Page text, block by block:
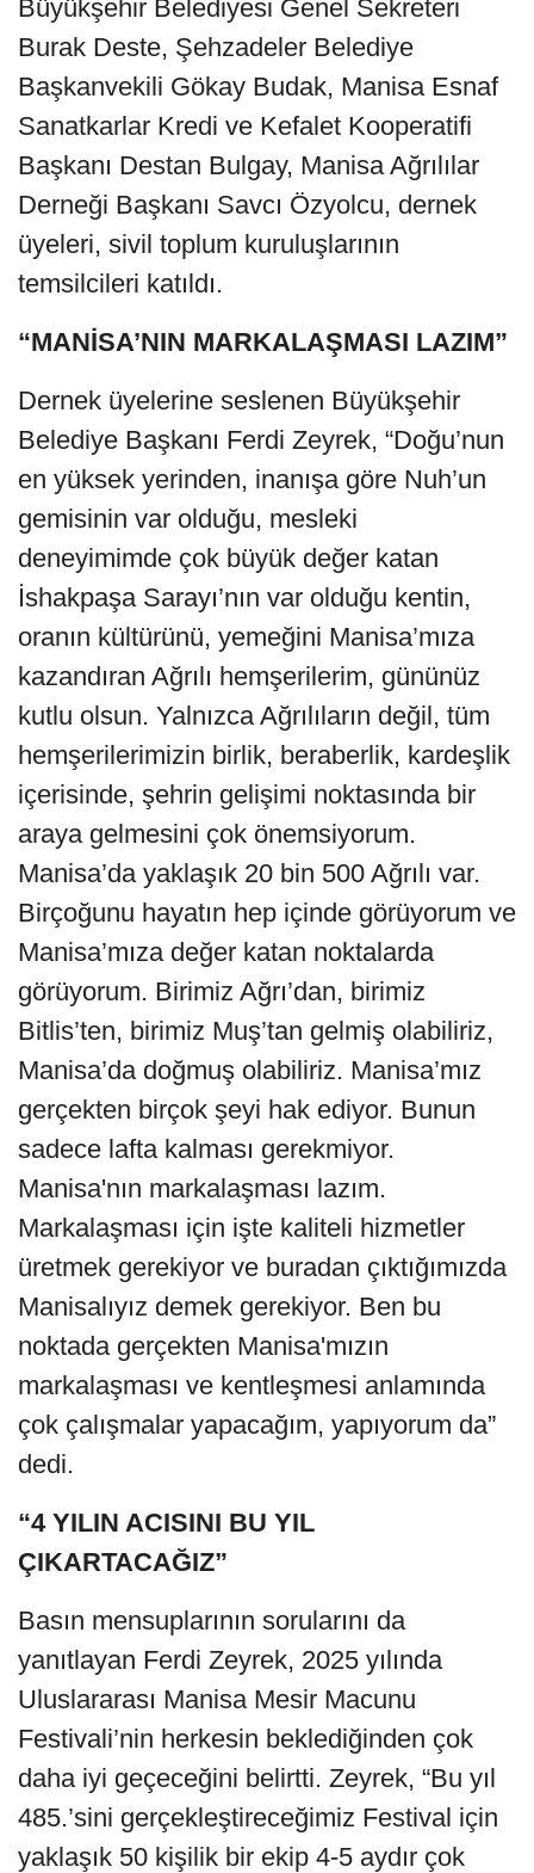
Büyükşehir Belediyesi Genel Sekreteri
Burak Deste, Şehzadeler Belediye
Başkanvekili Gökay Budak, Manisa Esnaf
Sanatkarlar Kredi ve Kefalet Kooperatifi
Başkanı Destan Bulgay, Manisa Ağrılılar
Derneği Başkanı Savcı Özyolcu, dernek
üyeleri, sivil toplum kuruluşlarının
temsilcileri katıldı.
“MANİSA’NIN MARKALAŞMASI LAZIM”
Dernek üyelerine seslenen Büyükşehir
Belediye Başkanı Ferdi Zeyrek, “Doğu’nun
en yüksek yerinden, inanışa göre Nuh’un
gemisinin var olduğu, mesleki
deneyimimde çok büyük değer katan
İshakpaşa Sarayı’nın var olduğu kentin,
oranın kültürünü, yemeğini Manisa’mıza
kazandıran Ağrılı hemşerilerim, gününüz
kutlu olsun. Yalnızca Ağrılıların değil, tüm
hemşerilerimizin birlik, beraberlik, kardeşlik
içerisinde, şehrin gelişimi noktasında bir
araya gelmesini çok önemsiyorum.
Manisa’da yaklaşık 20 bin 500 Ağrılı var.
Birçoğunu hayatın hep içinde görüyorum ve
Manisa’mıza değer katan noktalarda
görüyorum. Birimiz Ağrı’dan, birimiz
Bitlis’ten, birimiz Muş’tan gelmiş olabiliriz,
Manisa’da doğmuş olabiliriz. Manisa’mız
gerçekten birçok şeyi hak ediyor. Bunun
sadece lafta kalması gerekmiyor.
Manisa'nın markalaşması lazım.
Markalaşması için işte kaliteli hizmetler
üretmek gerekiyor ve buradan çıktığımızda
Manisalıyız demek gerekiyor. Ben bu
noktada gerçekten Manisa'mızın
markalaşması ve kentleşmesi anlamında
çok çalışmalar yapacağım, yapıyorum da”
dedi.
“4 YILIN ACISINI BU YIL
ÇIKARTACAĞIZ”
Basın mensuplarının sorularını da
yanıtlayan Ferdi Zeyrek, 2025 yılında
Uluslararası Manisa Mesir Macunu
Festivali’nin herkesin beklediğinden çok
daha iyi geçeceğini belirtti. Zeyrek, “Bu yıl
485.’sini gerçekleştireceğimiz Festival için
yaklaşık 50 kişilik bir ekip 4-5 aydır çok